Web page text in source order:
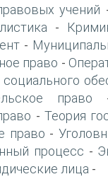
учений
-
-
право -
право
- Теория
право -
процесс -
лица -